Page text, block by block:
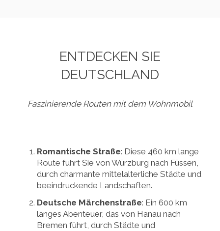
ENTDECKEN SIE
DEUTSCHLAND
Faszinierende Routen mit dem Wohnmobil
Romantische Straße: Diese 460 km lange
Route führt Sie von Würzburg nach Füssen,
durch charmante mittelalterliche Städte und
beeindruckende Landschaften.
Deutsche Märchenstraße: Ein 600 km
langes Abenteuer, das von Hanau nach
Bremen führt, durch Städte und